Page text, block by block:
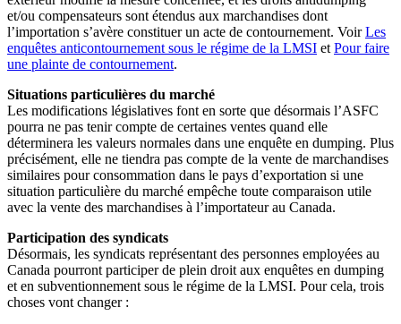
et/ou compensateurs sont étendus aux marchandises dont
l’importation s’avère constituer un acte de contournement. VoirLes
enquêtes anticontournement sous le régime de la LMSI etPour faire
une plainte de contournement.
Situations particulières du marché
Les modifications législatives font en sorte que désormais l’ASFC
pourra ne pas tenir compte de certaines ventes quand elle
déterminera les valeurs normales dans une enquête en dumping. Plus
précisément, elle ne tiendra pas compte de la vente de marchandises
similaires pour consommation dans le pays d’exportation si une
situation particulière du marché empêche toute comparaison utile
avec la vente des marchandises à l’importateur au Canada.
Participation des syndicats
Désormais, les syndicats représentant des personnes employées au
Canada pourront participer de plein droit aux enquêtes en dumping
et en subventionnement sous le régime de la LMSI. Pour cela, trois
choses vont changer :